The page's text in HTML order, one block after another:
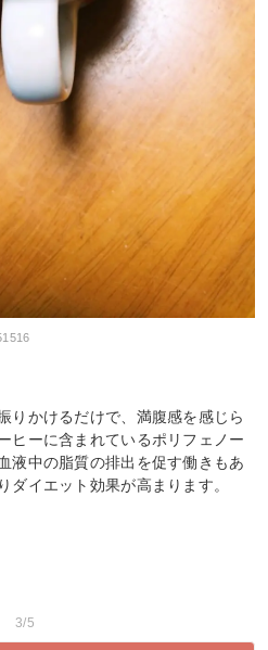
りかけるだけで、満腹感を感じら
ヒーに含まれているポリフェノー
液中の脂質の排出を促す働きもあ
ダイエット効果が高まります。
3/5